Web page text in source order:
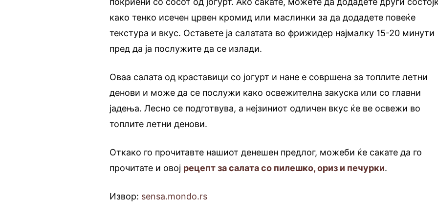
како тенко исечен црвен кромид или маслинки за да додадете повеќе
текстура и вкус. Оставете ја салатата во фрижидер најмалку 15-20 минути
пред да ја послужите да се излади.
Оваа салата од краставици со јогурт и нане е совршена за топлите летни
денови и може да се послужи како освежителна закуска или со главни
јадења. Лесно се подготвува, а нејзиниот одличен вкус ќе ве освежи во
топлите летни денови.
Откако го прочитавте нашиот денешен предлог, можеби ќе сакате да го
прочитате и овој рецепт за салата со пилешко, ориз и печурки.
Извор: sensa.mondo.rs